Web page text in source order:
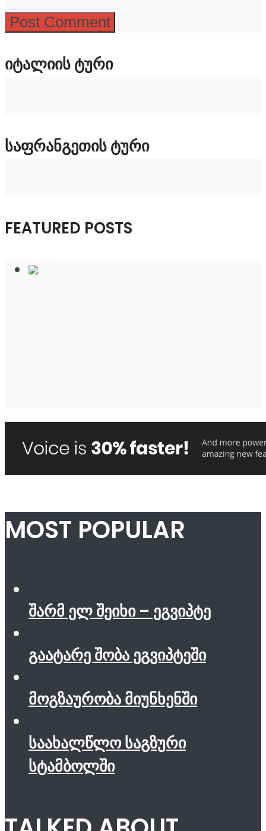
ᲘᲢᲐᲚᲘᲘᲡ ᲢᲣᲠᲘ
ᲡᲐᲤᲠᲐᲜᲒᲔᲗᲘᲡ ᲢᲣᲠᲘ
FEATURED POSTS
MOST POPULAR
შარმ ელ შეიხი – ეგვიპტე
გაატარე შობა ეგვიპტეში
მოგზაურობა მიუნხენში
საახალწლო საგზური
სტამბოლში